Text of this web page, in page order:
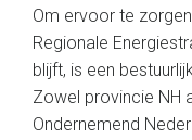
Om ervoor te
Regionale
blijft, is een
Zowel provincie NH
Ondernemend